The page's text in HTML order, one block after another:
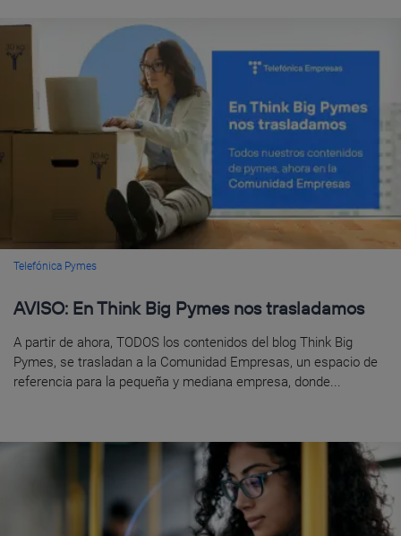
Telefónica Pymes
AVISO: En Think Big Pymes nos trasladamos
A partir de ahora, TODOS los contenidos del blog Think Big
Pymes, se trasladan a la Comunidad Empresas, un espacio de
referencia para la pequeña y mediana empresa, donde...